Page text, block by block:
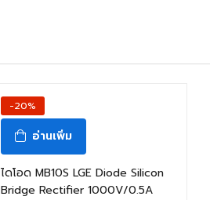
-20%
อ่านเพิ่ม
ไดโอด MB10S LGE Diode Silicon
Bridge Rectifier 1000V/0.5A